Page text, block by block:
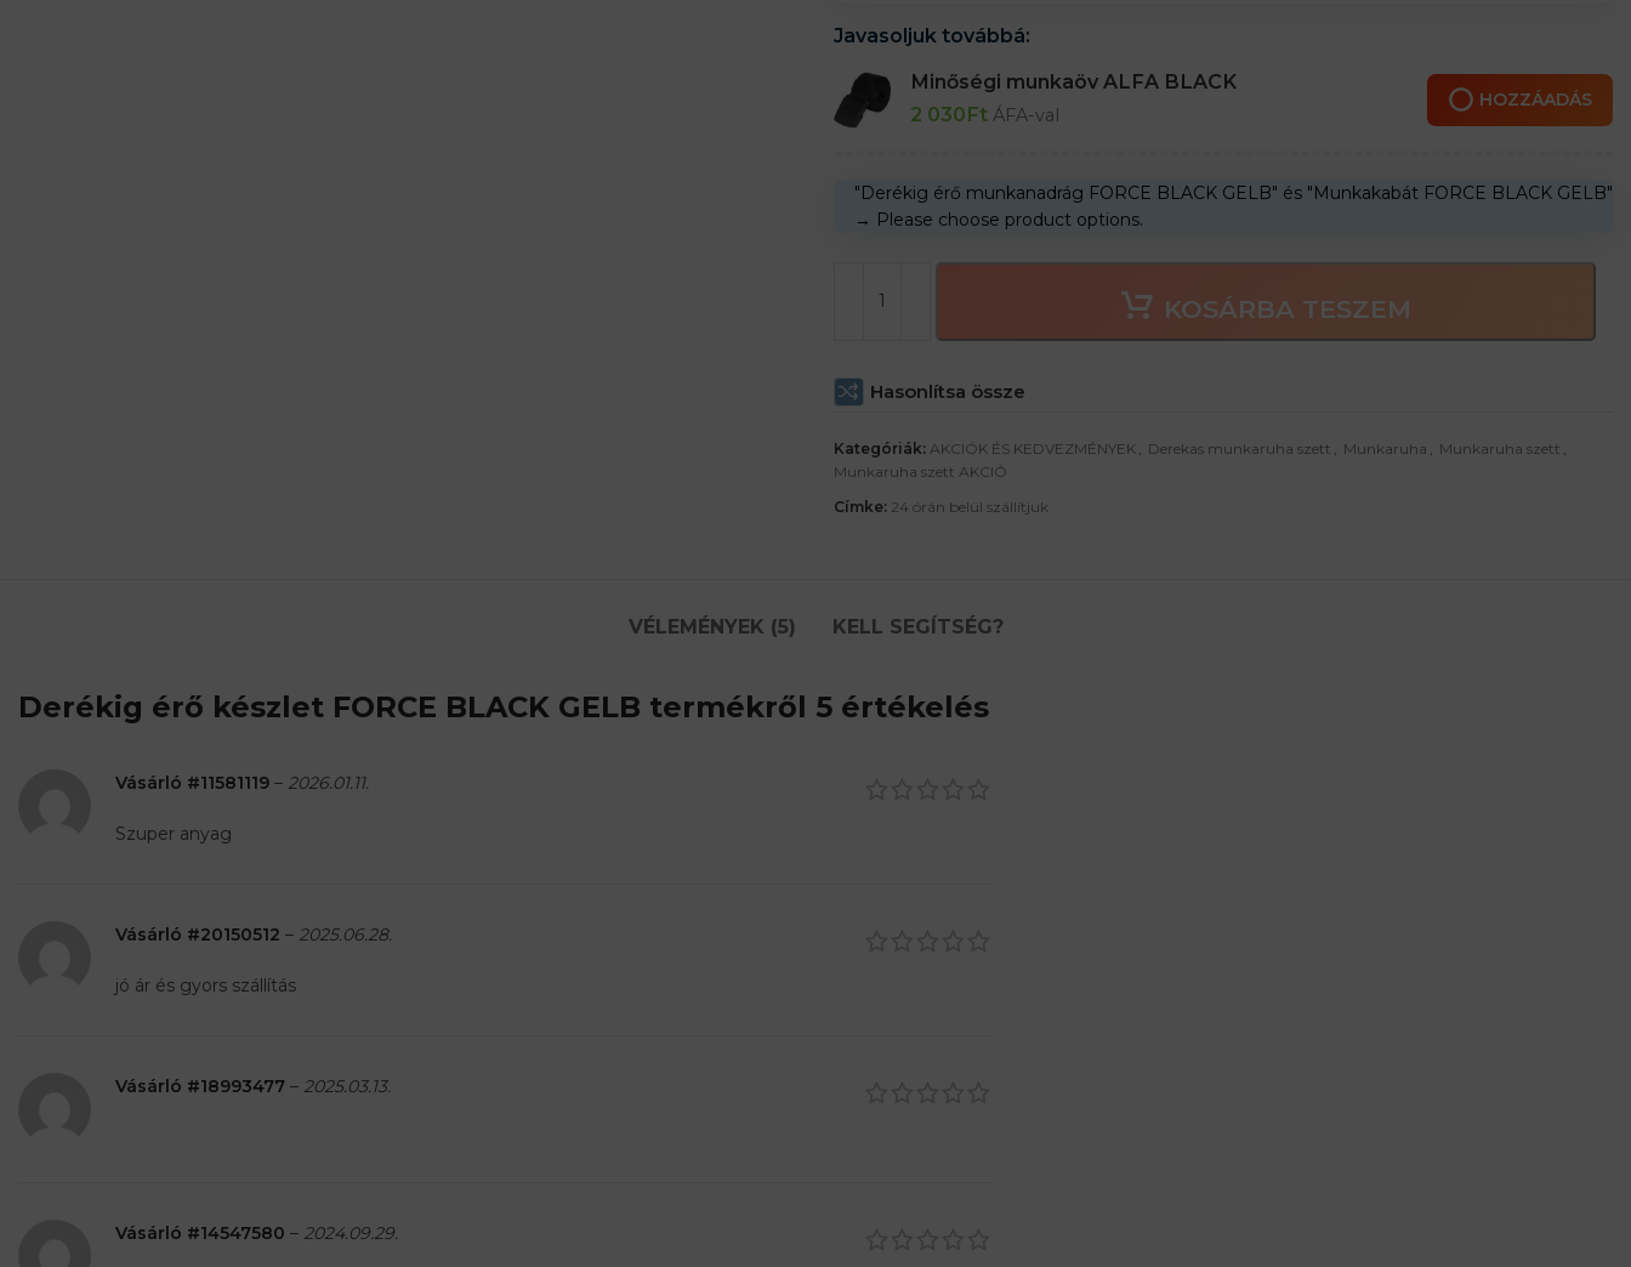
Javasoljuk továbbá:
Minőségi munkaöv ALFA BLACK
2 030Ft ÁFA-val
HOZZÁADÁS
"Derékig érő munkanadrág FORCE BLACK GELB" és "Munkakabát FORCE BLACK GELB"
→ Please choose product options.
KOSÁRBA TESZEM
Hasonlítsa össze
Kategóriák: AKCIÓK ÉS KEDVEZMÉNYEK Derekas munkaruha szett Munkaruha Munkaruha szett
Munkaruha szett AKCIÓ
Címke: 24 órán belül szállítjuk
VÉLEMÉNYEK (5) KELL SEGÍTSÉG?
Derékig érő készlet FORCE BLACK GELB termékről 5 értékelés
Vásárló #11581119 – 2026.01.11.
Szuper anyag
Vásárló #20150512 – 2025.06.28.
jó ár és gyors szállítás
Vásárló #18993477 – 2025.03.13.
Vásárló #14547580 – 2024.09.29.